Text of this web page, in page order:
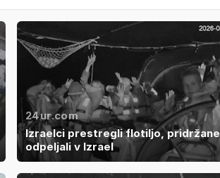
24ur.com
Izraelci prestregli flotiljo, pridržane
odpeljali v Izrael